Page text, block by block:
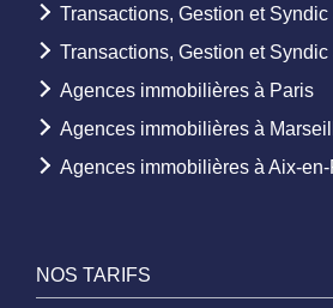
Transactions, Gestion et
Transactions, Gestion et
Agences immobilières à Paris
Agences immobilières à
Agences immobilières à Aix-
NOS TARIFS